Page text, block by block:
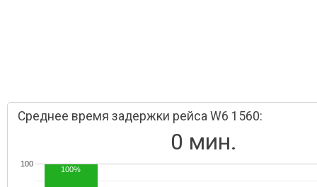
Среднее время задержки рейса W6 1560:
0 мин.
100
100%